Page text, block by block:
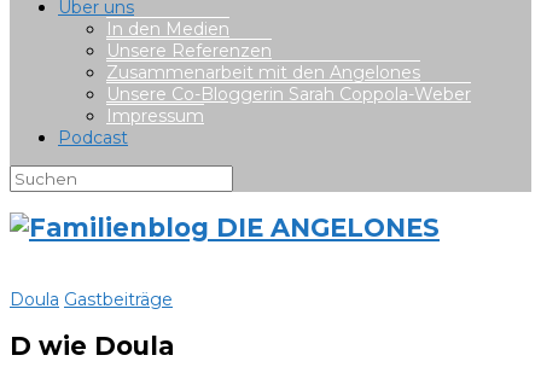
Über uns
In den Medien
Unsere Referenzen
Zusammenarbeit mit den Angelones
Unsere Co-Bloggerin Sarah Coppola-Weber
Impressum
Podcast
Doula Gastbeiträge
D wie Doula